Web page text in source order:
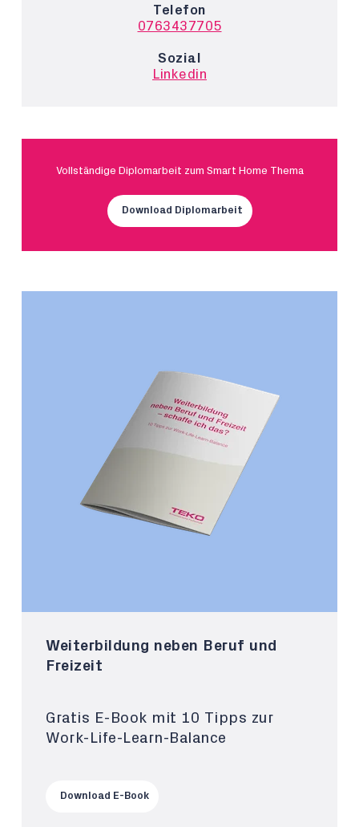
Telefon
0763437705
Sozial
Linkedin
Vollständige Diplomarbeit zum Smart Home Thema
Download Diplomarbeit
Weiterbildung neben Beruf und
Freizeit
Gratis E-Book mit 10 Tipps zur
Work-Life-Learn-Balance
Download E-Book